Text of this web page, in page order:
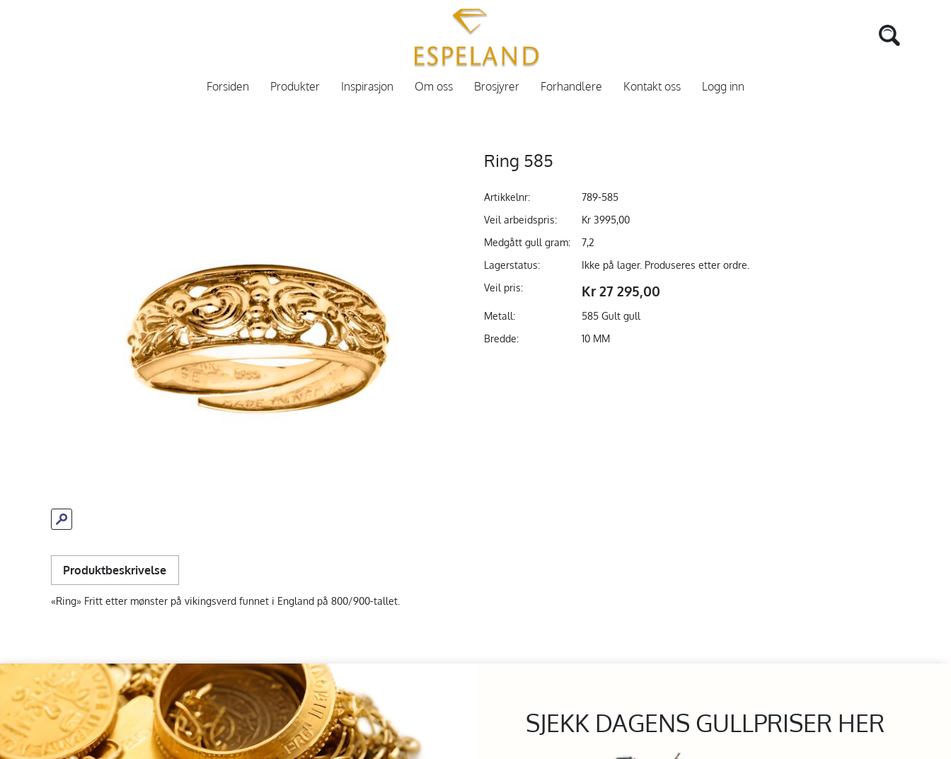
Forsiden Produkter Inspirasjon Om oss Brosjyrer Forhandlere Kontakt oss Logg inn
Ring 585
Artikkelnr:
789-585
Veil arbeidspris:
Kr 3995,00
Medgått gull gram:
7,2
Lagerstatus:
Ikke på lager. Produseres etter ordre.
Veil pris:
Kr 27 295,00
Metall:
585 Gult gull
Bredde:
10 MM
Produktbeskrivelse
«Ring» Fritt etter mønster på vikingsverd funnet i England på 800/900-tallet.
SJEKK DAGENS GULLPRISER HER